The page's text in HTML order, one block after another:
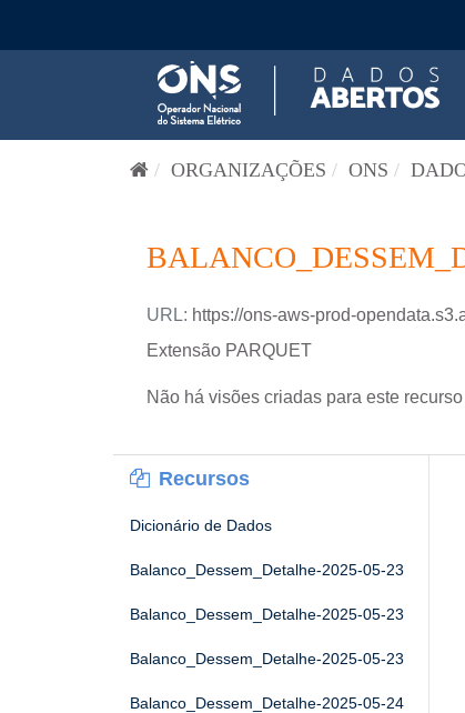
ORGANIZAÇÕES ONS
URL: https://ons-aws-prod-
Extensão PARQUET
Não há visões criadas para este
Recursos
Dicionário de Dados
Balanco_Dessem_Detalhe-2025-05-23
Balanco_Dessem_Detalhe-2025-05-23
Balanco_Dessem_Detalhe-2025-05-23
Balanco_Dessem_Detalhe-2025-05-24